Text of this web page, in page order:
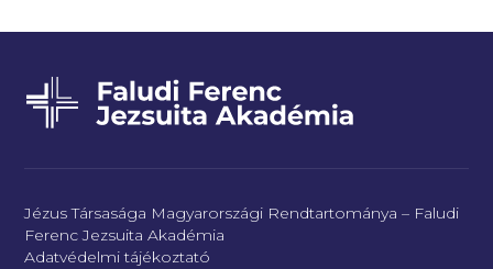
Jézus Társasága Magyarországi Rendtartománya – Faludi
Ferenc Jezsuita Akadémia
Adatvédelmi tájékoztató